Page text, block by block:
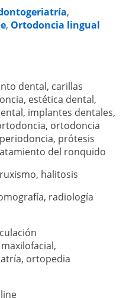
,
, Ortodoncia lingual
dental, carillas
, estética dental,
, implantes dentales,
, ortodoncia
periodoncia, prótesis
del ronquido
, halitosis
, radiología
,
, ortopedia